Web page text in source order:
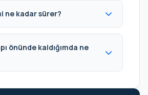
ne kadar sürer?
önünde kaldığımda ne